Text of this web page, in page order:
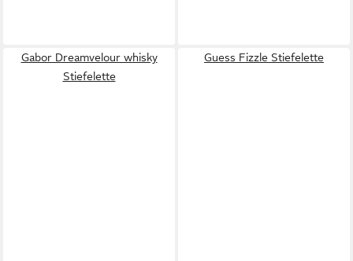
Gabor Dreamvelour whisky
Stiefelette
Guess Fizzle Stiefelette